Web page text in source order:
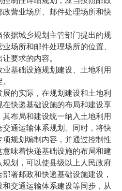
营业场所、邮件处理场所和快
据城乡规划主管部门提出的规
场所和邮件处理场所的位置、
要求的内容。
基础设施规划建设、土地利用
的实际，在规划建设和土地利
快递基础设施的布局和建设享
布局和建设统一纳入土地利用
通运输体系规划。同时，将快
规划编制内容，并通过控制性
味着快递基础设施的布局和建
划，可以使县级以上人民政府
署邮政和快递基础设施建设，
交通运输体系建设等同步，从